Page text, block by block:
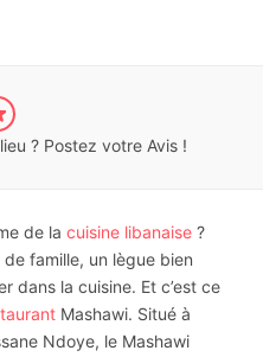
? Postez votre Avis !
de la cuisine libanaise ?
de famille, un lègue bien
dans la cuisine. Et c’est ce
Mashawi. Situé à
Ndoye, le Mashawi